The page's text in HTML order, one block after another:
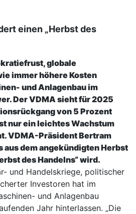
einen „Herbst des
globale
immer höhere Kosten
und Anlagenbau im
Der VDMA sieht für 2025
von 5 Prozent
nur ein leichtes Wachstum
VDMA-Präsident Bertram
aus dem angekündigten Herbst
des Handelns“ wird.
und Handelskriege, politischer
Investoren hat im
und Anlagenbau
Jahr hinterlassen. „Die